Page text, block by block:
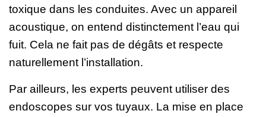
toxique dans les conduites. Avec un appareil
acoustique, on entend distinctement l’eau qui
fuit. Cela ne fait pas de dégâts et respecte
naturellement l’installation.
Par ailleurs, les experts peuvent utiliser des
endoscopes sur vos tuyaux. La mise en place